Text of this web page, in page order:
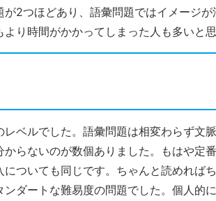
が2つほどあり、語彙問題ではイメージ
り時間がかかってしまった人も多いと思
ベルでした。語彙問題は相変わらず文
らないのが数個ありました。もはや定
ついても同じです。ちゃんと読めれば
ダートな難易度の問題でした。個人的